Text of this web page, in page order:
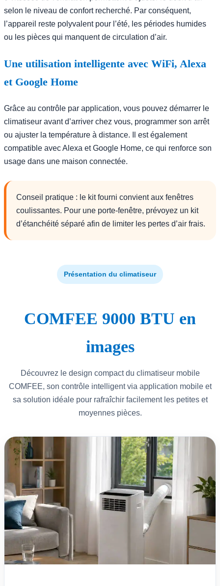
selon le niveau de confort recherché. Par conséquent,
l’appareil reste polyvalent pour l’été, les périodes humides
ou les pièces qui manquent de circulation d’air.
Une utilisation intelligente avec WiFi, Alexa
et Google Home
Grâce au contrôle par application, vous pouvez démarrer le
climatiseur avant d’arriver chez vous, programmer son arrêt
ou ajuster la température à distance. Il est également
compatible avec Alexa et Google Home, ce qui renforce son
usage dans une maison connectée.
Conseil pratique : le kit fourni convient aux fenêtres
coulissantes. Pour une porte-fenêtre, prévoyez un kit
d’étanchéité séparé afin de limiter les pertes d’air frais.
Présentation du climatiseur
COMFEE 9000 BTU en
images
Découvrez le design compact du climatiseur mobile
COMFEE, son contrôle intelligent via application mobile et
sa solution idéale pour rafraîchir facilement les petites et
moyennes pièces.